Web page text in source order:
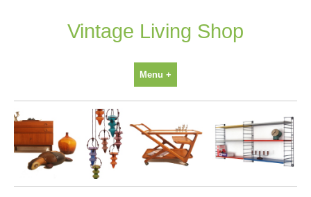
Vintage Living Shop
Menu +